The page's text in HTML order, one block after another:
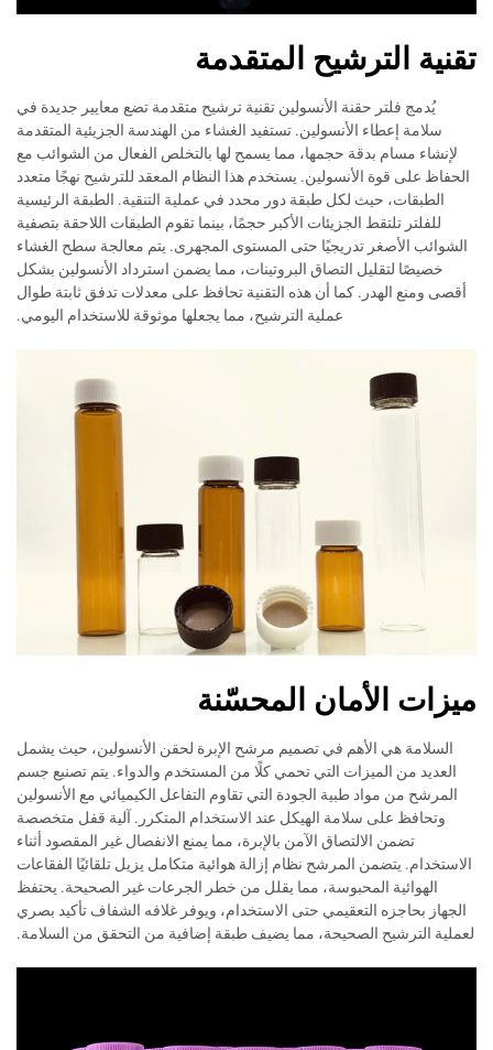
تقنية الترشيح المتقدمة
يُدمج فلتر حقنة الأنسولين تقنية ترشيح متقدمة تضع معايير جديدة في
سلامة إعطاء الأنسولين. تستفيد الغشاء من الهندسة الجزيئية المتقدمة
لإنشاء مسام بدقة حجمها، مما يسمح لها بالتخلص الفعال من الشوائب مع
الحفاظ على قوة الأنسولين. يستخدم هذا النظام المعقد للترشيح نهجًا متعدد
الطبقات، حيث لكل طبقة دور محدد في عملية التنقية. الطبقة الرئيسية
للفلتر تلتقط الجزيئات الأكبر حجمًا، بينما تقوم الطبقات اللاحقة بتصفية
الشوائب الأصغر تدريجيًا حتى المستوى المجهرى. يتم معالجة سطح الغشاء
خصيصًا لتقليل التصاق البروتينات، مما يضمن استرداد الأنسولين بشكل
أقصى ومنع الهدر. كما أن هذه التقنية تحافظ على معدلات تدفق ثابتة طوال
عملية الترشيح، مما يجعلها موثوقة للاستخدام اليومي.
ميزات الأمان المحسّنة
السلامة هي الأهم في تصميم مرشح الإبرة لحقن الأنسولين، حيث يشمل
العديد من الميزات التي تحمي كلًا من المستخدم والدواء. يتم تصنيع جسم
المرشح من مواد طبية الجودة التي تقاوم التفاعل الكيميائي مع الأنسولين
وتحافظ على سلامة الهيكل عند الاستخدام المتكرر. آلية قفل متخصصة
تضمن الالتصاق الآمن بالإبرة، مما يمنع الانفصال غير المقصود أثناء
الاستخدام. يتضمن المرشح نظام إزالة هوائية متكامل يزيل تلقائيًا الفقاعات
الهوائية المحبوسة، مما يقلل من خطر الجرعات غير الصحيحة. يحتفظ
الجهاز بحاجزه التعقيمي حتى الاستخدام، ويوفر غلافه الشفاف تأكيد بصري
لعملية الترشيح الصحيحة، مما يضيف طبقة إضافية من التحقق من السلامة.